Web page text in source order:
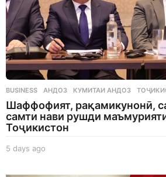
BUSINESS АНДОЗ ,КУМИТАИ АНДОЗ ,
Шаффофият, рақамикунонӣ,
самти нави рушди
Тоҷикистон
5 days ago